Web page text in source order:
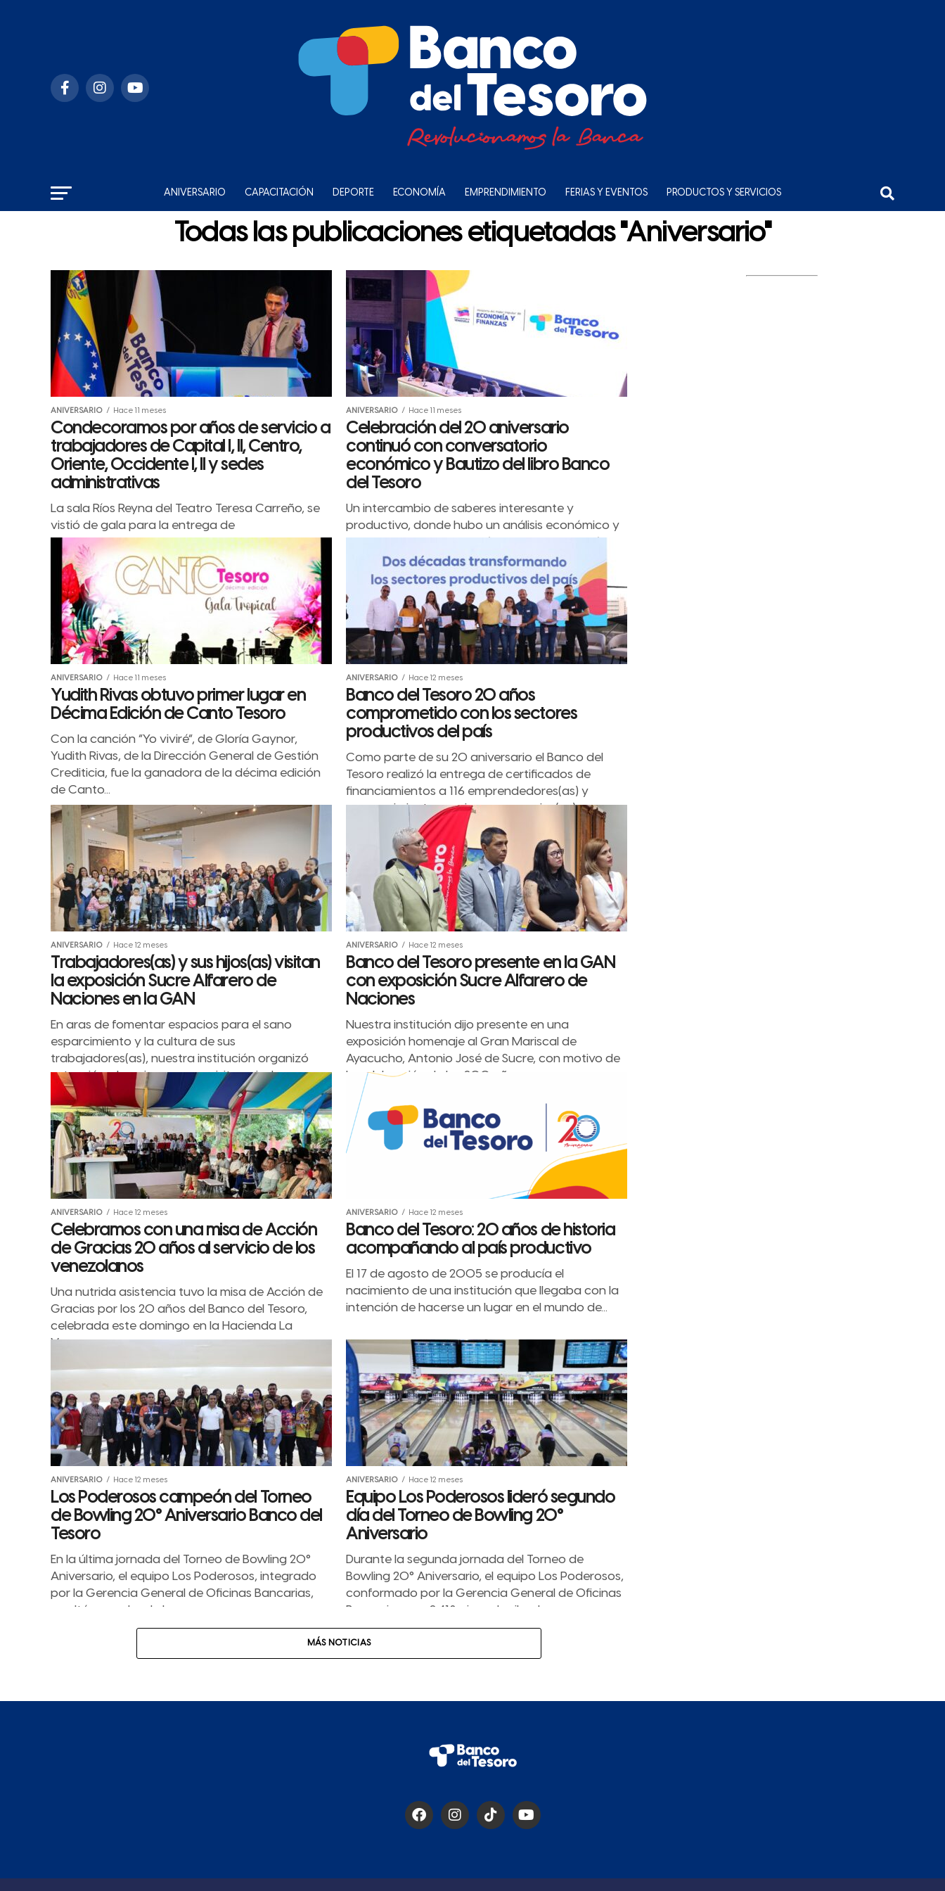
ANIVERSARIO CAPACITACIÓN DEPORTE ECONOMÍA EMPRENDIMIENTO FERIAS Y EVENTOS PRODUCTOS Y SERVICIOS
Todas las publicaciones etiquetadas "Aniversario"
ANIVERSARIO Hace 11 meses
Condecoramos por años de servicio a
trabajadores de Capital I, II, Centro,
Oriente, Occidente I, II y sedes
administrativas
La sala Ríos Reyna del Teatro Teresa Carreño, se
vistió de gala para la entrega de
condecoraciones por años de servicio y
trayectoria a 172 trabajadores...
ANIVERSARIO Hace 11 meses
Celebración del 20 aniversario
continuó con conversatorio
económico y Bautizo del libro Banco
del Tesoro
Un intercambio de saberes interesante y
productivo, donde hubo un análisis económico y
además del Bautizo del libro que...
ANIVERSARIO Hace 11 meses
Yudith Rivas obtuvo primer lugar en
Décima Edición de Canto Tesoro
Con la canción “Yo viviré”, de Gloría Gaynor,
Yudith Rivas, de la Dirección General de Gestión
Crediticia, fue la ganadora de la décima edición
de Canto...
ANIVERSARIO Hace 12 meses
Banco del Tesoro 20 años
comprometido con los sectores
productivos del país
Como parte de su 20 aniversario el Banco del
Tesoro realizó la entrega de certificados de
financiamientos a 116 emprendedores(as) y
reconocimientos a microempresarios(as) y
empresarios(as)...
ANIVERSARIO Hace 12 meses
Trabajadores(as) y sus hijos(as) visitan
la exposición Sucre Alfarero de
Naciones en la GAN
En aras de fomentar espacios para el sano
esparcimiento y la cultura de sus
trabajadores(as), nuestra institución organizó
este miércoles y jueves, una visita guiada a...
ANIVERSARIO Hace 12 meses
Banco del Tesoro presente en la GAN
con exposición Sucre Alfarero de
Naciones
Nuestra institución dijo presente en una
exposición homenaje al Gran Mariscal de
Ayacucho, Antonio José de Sucre, con motivo de
la celebración de los 200 años...
ANIVERSARIO Hace 12 meses
Celebramos con una misa de Acción
de Gracias 20 años al servicio de los
venezolanos
Una nutrida asistencia tuvo la misa de Acción de
Gracias por los 20 años del Banco del Tesoro,
celebrada este domingo en la Hacienda La
Vega,...
ANIVERSARIO Hace 12 meses
Banco del Tesoro: 20 años de historia
acompañando al país productivo
El 17 de agosto de 2005 se producía el
nacimiento de una institución que llegaba con la
intención de hacerse un lugar en el mundo de...
ANIVERSARIO Hace 12 meses
Los Poderosos campeón del Torneo
de Bowling 20° Aniversario Banco del
Tesoro
En la última jornada del Torneo de Bowling 20°
Aniversario, el equipo Los Poderosos, integrado
por la Gerencia General de Oficinas Bancarias,
resultó ganador de la...
ANIVERSARIO Hace 12 meses
Equipo Los Poderosos lideró segundo
día del Torneo de Bowling 20°
Aniversario
Durante la segunda jornada del Torneo de
Bowling 20° Aniversario, el equipo Los Poderosos,
conformado por la Gerencia General de Oficinas
Bancarias con 2.418 pines derribados,...
MÁS NOTICIAS